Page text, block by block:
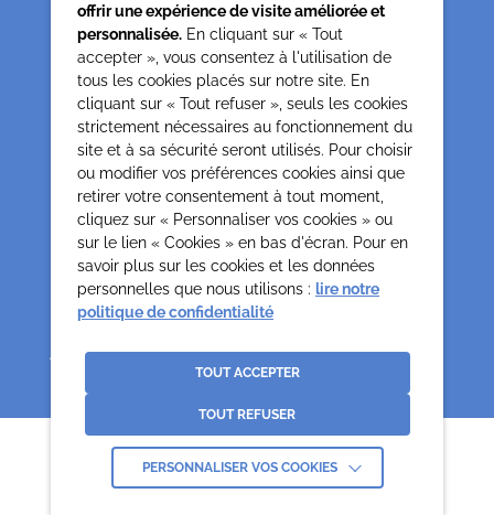
62 rue de la glacière
75013 Paris
0142850804
contact@cesap.asso.fr
Cesap Formation
formation@cesap.asso.fr
01 53 20 68 58
Mentions Légales
Gestion des cookies
Politique de confidentialité et protection des données
personnelles
CréditsLa Jungle
Association déclarée no 65/618 du 19.05.65 Reconnues d’Utilité Publique par
décret du 0307.70 paru au J.O. du 12.07.70
offrir une expérience de visite améliorée et
personnalisée. En cliquant sur « Tout
accepter », vous consentez à l'utilisation de
tous les cookies placés sur notre site. En
cliquant sur « Tout refuser », seuls les cookies
strictement nécessaires au fonctionnement du
site et à sa sécurité seront utilisés. Pour choisir
ou modifier vos préférences cookies ainsi que
retirer votre consentement à tout moment,
cliquez sur « Personnaliser vos cookies » ou
sur le lien « Cookies » en bas d'écran. Pour en
savoir plus sur les cookies et les données
personnelles que nous utilisons : lire notre
politique de confidentialité
TOUT ACCEPTER
TOUT REFUSER
PERSONNALISER VOS COOKIES